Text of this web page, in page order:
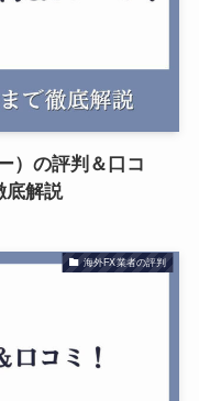
）の評判＆口コ
底解説
海外FX業者の評判